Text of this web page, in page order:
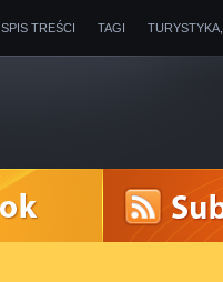
SPIS TREŚCI TAGI